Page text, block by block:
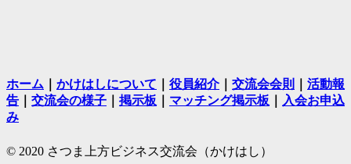
ホーム かけはしについて 役員紹介｜ 交流会会則
活動報
告
交流会の様子 掲示板 マッチング掲示板
入会お申込
み
© 2020 さつま上方ビジネス交流会（かけはし）